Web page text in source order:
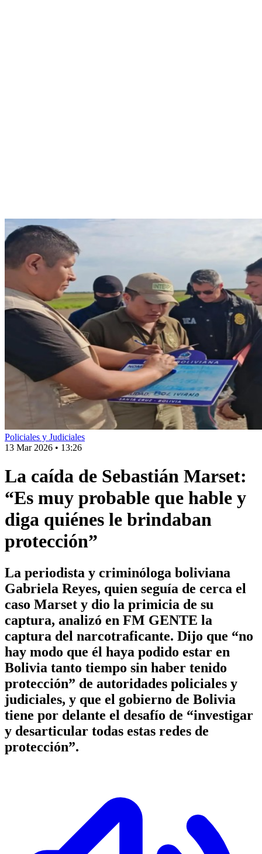
Policiales y Judiciales
13 Mar 2026 • 13:26
La caída de Sebastián Marset:
“Es muy probable que hable y
diga quiénes le brindaban
protección”
La periodista y criminóloga boliviana
Gabriela Reyes, quien seguía de cerca el
caso Marset y dio la primicia de su
captura, analizó en FM GENTE la
captura del narcotraficante. Dijo que “no
hay modo que él haya podido estar en
Bolivia tanto tiempo sin haber tenido
protección” de autoridades policiales y
judiciales, y que el gobierno de Bolivia
tiene por delante el desafío de “investigar
y desarticular todas estas redes de
protección”.